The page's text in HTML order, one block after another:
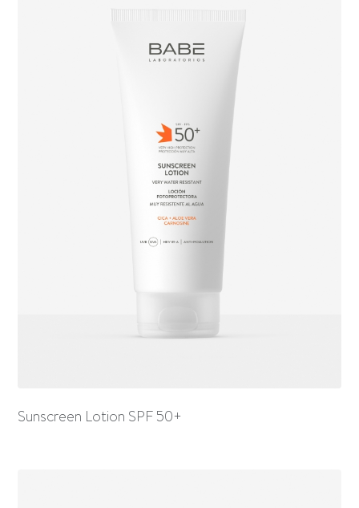
Sunscreen Lotion SPF 50+